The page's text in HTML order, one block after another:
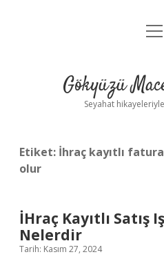
Yasal
Gökyüzü
Seyahat
Etiket: İhraç kayıtlı
olur
İHraç Kayıtlı
Nelerdir
Tarih: Kasım 27, 2024